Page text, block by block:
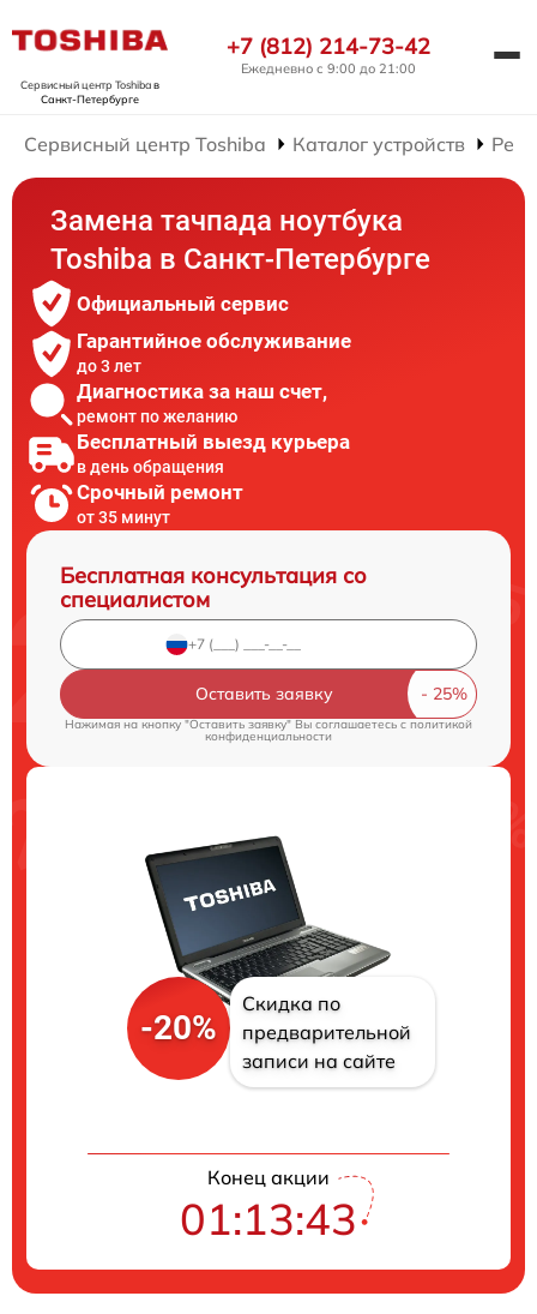
Сервисный центр Toshibaв
Санкт-Петербурге
+7 (812) 214-73-42
Ежедневно с 9:00 до 21:00
Сервисный центр Toshiba Каталог устройств
Замена тачпада ноутбука
Toshiba в Санкт-Петербурге
Официальный сервис
Гарантийное обслуживание
до 3 лет
Диагностика за наш счет,
ремонт по желанию
Бесплатный выезд курьера
в день обращения
Срочный ремонт
от 35 минут
Бесплатная консультация со
специалистом
Оставить заявку
Нажимая на кнопку "Оставить заявку" Вы соглашаетесь cполитикой
конфиденциальности
-20%
Скидка по
предварительной
записи на сайте
Конец акции
01:13:42